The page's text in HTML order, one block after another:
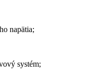
napätia;
systém;